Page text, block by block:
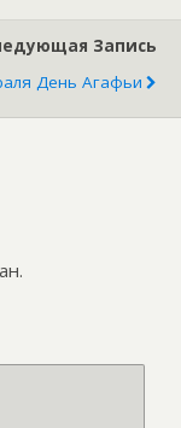
Запись
День Агафьи